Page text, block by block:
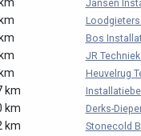
Jansen
Bos
JR Techniek
Heuvelrug
km
km Derks-
km Stonecold